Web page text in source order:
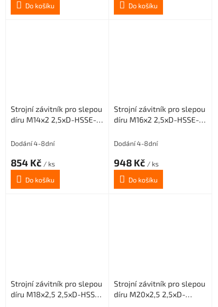
Do košíku
Do košíku
Strojní závitník pro slepou
díru M14x2 2,5xD-HSSE-
Dodání 4-8dní
854 Kč / ks
Do košíku
Strojní závitník pro slepou
díru M16x2 2,5xD-HSSE-
Dodání 4-8dní
948 Kč / ks
Do košíku
Strojní závitník pro slepou
díru M18x2,5 2,5xD-HSSE-
Strojní závitník pro slepou
díru M20x2,5 2,5xD-